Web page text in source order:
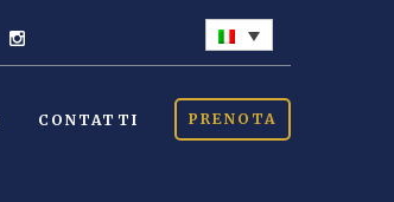
CONTATTI PRENOTA